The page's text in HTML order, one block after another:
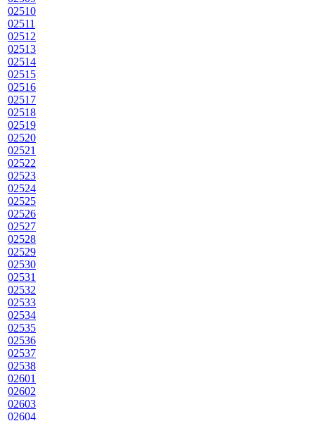
02510
02511
02512
02513
02514
02515
02516
02517
02518
02519
02520
02521
02522
02523
02524
02525
02526
02527
02528
02529
02530
02531
02532
02533
02534
02535
02536
02537
02538
02601
02602
02603
02604